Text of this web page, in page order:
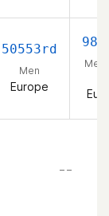
50553rd
Men
Europe
Men
– –